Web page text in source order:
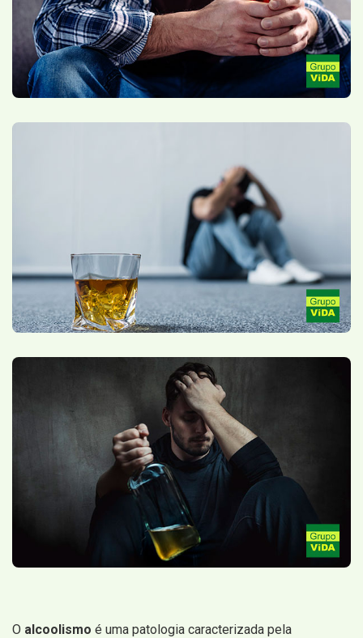
O alcoolismo é uma patologia caracterizada pela